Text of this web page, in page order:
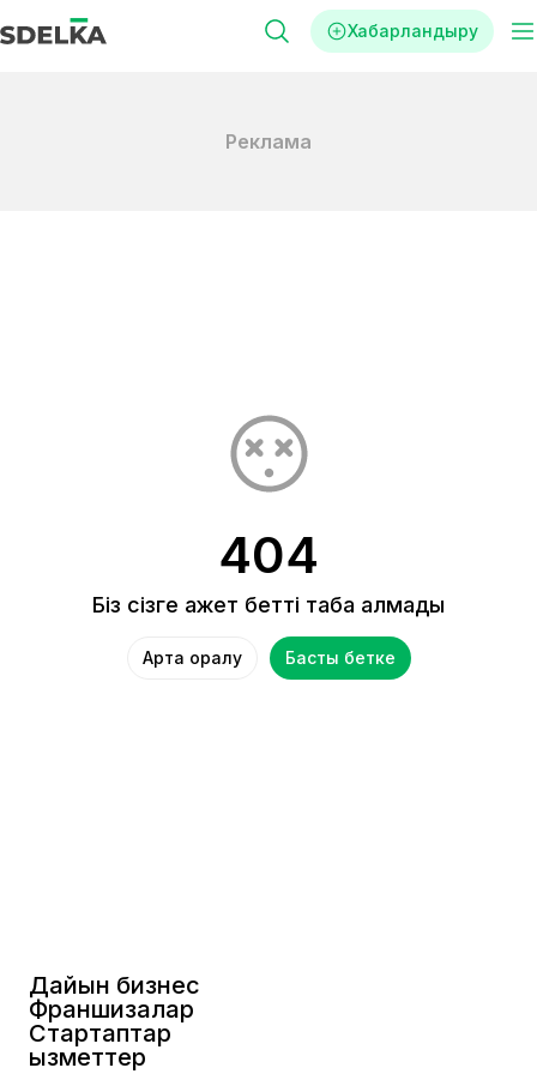
Хабарландыру
Реклама
404
Біз сізге қажет бетті таба алмадық
Артқа оралу Басты бетке
Дайын бизнес
Франшизалар
Стартаптар
Қызметтер